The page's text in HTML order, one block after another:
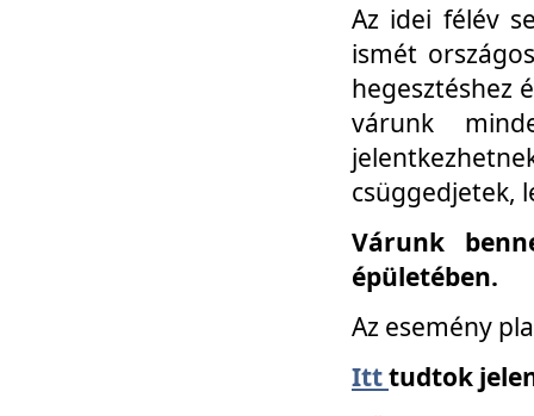
Az idei félév
ismét
hegesztéshez
várunk
csüggedjetek,
Várunk
épületében.
Az esemény
Itttudtok